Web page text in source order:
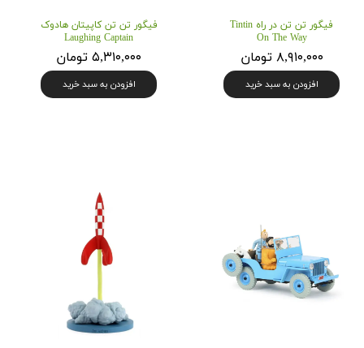
فیگور تن تن در راه Tintin
On The Way
۸,۹۱۰,۰۰۰ تومان
افزودن به سبد خرید
فیگور تن تن کاپیتان هادوک
Laughing Captain
۵,۳۱۰,۰۰۰ تومان
افزودن به سبد خرید